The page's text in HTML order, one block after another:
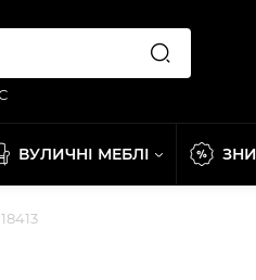
ВУЛИЧНІ МЕБЛІ